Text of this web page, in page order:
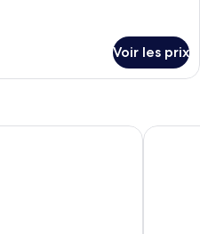
Voir les prix
Ammon